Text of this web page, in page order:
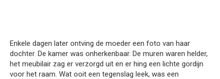
Enkele dagen later ontving de moeder een foto van haar
dochter. De kamer was onherkenbaar. De muren waren helder,
het meubilair zag er verzorgd uit en er hing een lichte gordijn
voor het raam. Wat ooit een tegenslag leek, was een